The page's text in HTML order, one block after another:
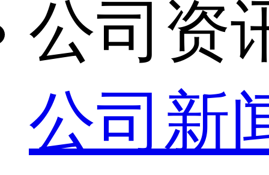
公司资
公司新